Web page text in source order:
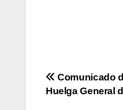
Comunicado
Huelga General